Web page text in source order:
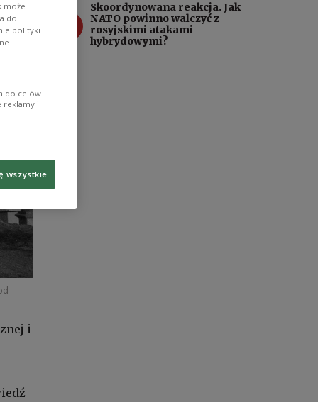
i
Skoordynowana reakcja. Jak
NATO powinno walczyć z
rosyjskimi atakami
hybrydowymi?
może
do
polityki
do celów
reklamy i
wszystkie